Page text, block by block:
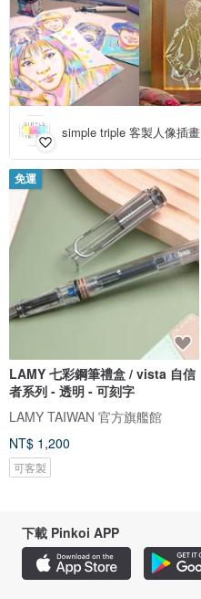
simple triple 客製人像插畫
免運
LAMY 七彩鋼筆禮盒 / vista 自信
者系列 - 透明 - 可刻字
LAMY TAIWAN 官方旗艦館
NT$ 1,200
可客製
下載 Pinkoi APP